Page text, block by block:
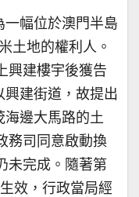
一幅位於澳門半島
土地的權利人。
興建樓宇後獲告
建街道，故提出
海邊大馬路的土
務司同意啟動換
未完成。隨著第
效，行政當局經